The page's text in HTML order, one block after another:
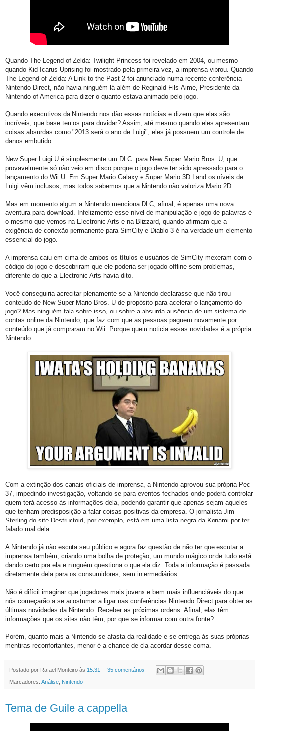
Quando The Legend of Zelda: Twilight Princess foi revelado em 2004, ou mesmo
quando Kid Icarus Uprising foi mostrado pela primeira vez, a imprensa vibrou. Quando
The Legend of Zelda: A Link to the Past 2 foi anunciado numa recente conferência
Nintendo Direct, não havia ninguém lá além de Reginald Fils-Aime, Presidente da
Nintendo of America para dizer o quanto estava animado pelo jogo.
Quando executivos da Nintendo nos dão essas notícias e dizem que elas são
incríveis, que base temos para duvidar? Assim, até mesmo quando eles apresentam
coisas absurdas como "2013 será o ano de Luigi", eles já possuem um controle de
danos embutido.
New Super Luigi U é simplesmente um DLC para New Super Mario Bros. U, que
provavelmente só não veio em disco porque o jogo deve ter sido apressado para o
lançamento do Wii U. Em Super Mario Galaxy e Super Mario 3D Land os níveis de
Luigi vêm inclusos, mas todos sabemos que a Nintendo não valoriza Mario 2D.
Mas em momento algum a Nintendo menciona DLC, afinal, é apenas uma nova
aventura para download. Infelizmente esse nível de manipulação e jogo de palavras é
o mesmo que vemos na Electronic Arts e na Blizzard, quando afirmam que a
exigência de conexão permanente para SimCity e Diablo 3 é na verdade um elemento
essencial do jogo.
A imprensa caiu em cima de ambos os títulos e usuários de SimCity mexeram com o
código do jogo e descobriram que ele poderia ser jogado offline sem problemas,
diferente do que a Electronic Arts havia dito.
Você conseguiria acreditar plenamente se a Nintendo declarasse que não tirou
conteúdo de New Super Mario Bros. U de propósito para acelerar o lançamento do
jogo? Mas ninguém fala sobre isso, ou sobre a absurda ausência de um sistema de
contas online da Nintendo, que faz com que as pessoas paguem novamente por
conteúdo que já compraram no Wii. Porque quem noticia essas novidades é a própria
Nintendo.
Com a extinção dos canais oficiais de imprensa, a Nintendo aprovou sua própria Pec
37, impedindo investigação, voltando-se para eventos fechados onde poderá controlar
quem terá acesso às informações dela, podendo garantir que apenas sejam aqueles
que tenham predisposição a falar coisas positivas da empresa. O jornalista Jim
Sterling do site Destructoid, por exemplo, está em uma lista negra da Konami por ter
falado mal dela.
A Nintendo já não escuta seu público e agora faz questão de não ter que escutar a
imprensa também, criando uma bolha de proteção, um mundo mágico onde tudo está
dando certo pra ela e ninguém questiona o que ela diz. Toda a informação é passada
diretamente dela para os consumidores, sem intermediários.
Não é difícil imaginar que jogadores mais jovens e bem mais influenciáveis do que
nós começarão a se acostumar a ligar nas conferências Nintendo Direct para obter as
últimas novidades da Nintendo. Receber as próximas ordens. Afinal, elas têm
informações que os sites não têm, por que se informar com outra fonte?
Porém, quanto mais a Nintendo se afasta da realidade e se entrega às suas próprias
mentiras reconfortantes, menor é a chance de ela acordar desse coma.
Postado por Rafael Monteiro às 15:31 35 comentários
Marcadores: Análise Nintendo
Tema de Guile a cappella